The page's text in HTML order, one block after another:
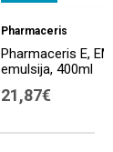
Pharmaceris
Pharmaceris E,
emulsija, 400ml
21,87€